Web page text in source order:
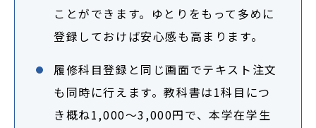
ことができます。ゆとりをもって多めに
登録しておけば安心感も高まります。
履修科目登録と同じ画面でテキスト注文
も同時に行えます。教科書は1科目につ
き概ね1,000～3,000円で、本学在学生